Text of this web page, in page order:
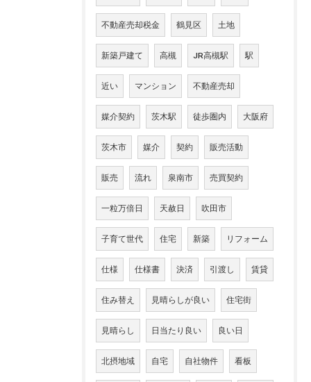
不動産売却税金 鶴見区 土地
新築戸建て 高槻 JR高槻駅 駅
近い マンション 不動産売却
媒介契約 茨木駅 徒歩圏内 大阪府
茨木市 媒介 契約 販売活動
販売 流れ 泉南市 売買契約
一粒万倍日 天赦日 吹田市
子育て世代 住宅 新築 リフォーム
仕様 仕様書 決済 引渡し 賃貸
住み替え 見晴らしが良い 住宅街
見晴らし 日当たり良い 良い日
北摂地域 自宅 自社物件 看板